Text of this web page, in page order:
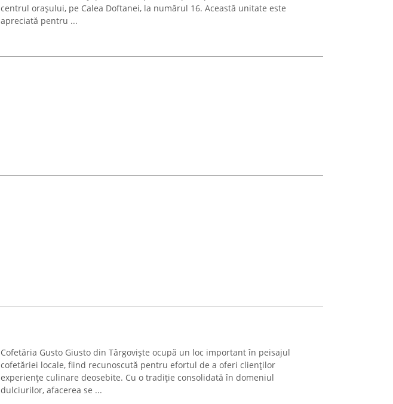
centrul orașului, pe Calea Doftanei, la numărul 16. Această unitate este
apreciată pentru ...
Cofetăria Gusto Giusto din Târgoviște ocupă un loc important în peisajul
cofetăriei locale, fiind recunoscută pentru efortul de a oferi clienților
experiențe culinare deosebite. Cu o tradiție consolidată în domeniul
dulciurilor, afacerea se ...